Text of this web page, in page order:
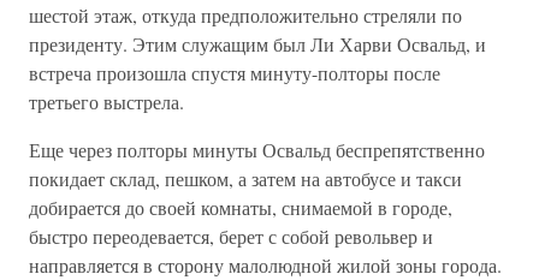
шестой этаж, откуда предположительно стреляли по
президенту. Этим служащим был Ли Харви Освальд, и
встреча произошла спустя минуту-полторы после
третьего выстрела.
Еще через полторы минуты Освальд беспрепятственно
покидает склад, пешком, а затем на автобусе и такси
добирается до своей комнаты, снимаемой в городе,
быстро переодевается, берет с собой револьвер и
направляется в сторону малолюдной жилой зоны города.